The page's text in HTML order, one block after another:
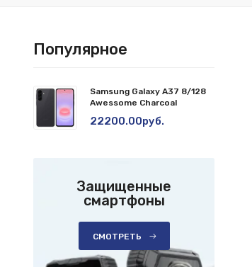
Популярное
Samsung Galaxy A37 8/128
Awessome Charcoal
22200.00руб.
Защищенные
смартфоны
СМОТРЕТЬ